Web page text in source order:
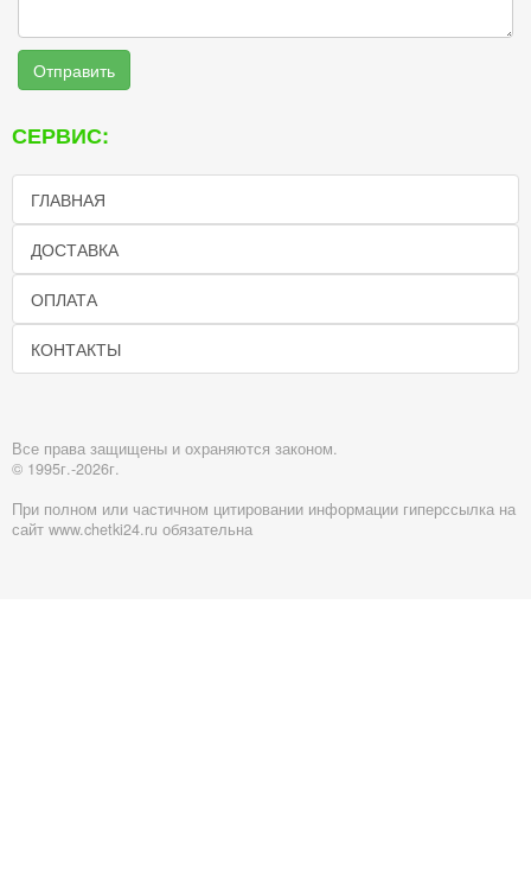
Отправить
СЕРВИС:
ГЛАВНАЯ
ДОСТАВКА
ОПЛАТА
КОНТАКТЫ
Все права защищены и охраняются законом.
© 1995г.-2026г.
При полном или частичном цитировании информации гиперссылка на
сайт www.chetki24.ru обязательна